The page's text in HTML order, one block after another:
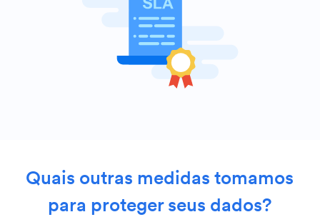
Quais outras medidas tomamos
para proteger seus dados?